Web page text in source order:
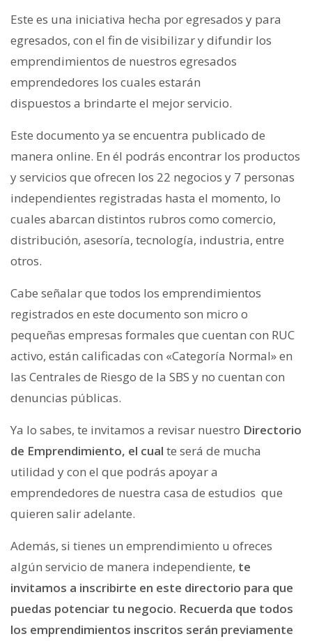
Este es una iniciativa hecha por egresados y para
egresados, con el fin de visibilizar y difundir los
emprendimientos de nuestros egresados
emprendedores los cuales estarán
dispuestos a brindarte el mejor servicio.
Este documento ya se encuentra publicado de
manera online. En él podrás encontrar los productos
y servicios que ofrecen los 22 negocios y 7 personas
independientes registradas hasta el momento, lo
cuales abarcan distintos rubros como comercio,
distribución, asesoría, tecnología, industria, entre
otros.
Cabe señalar que todos los emprendimientos
registrados en este documento son micro o
pequeñas empresas formales que cuentan con RUC
activo, están calificadas con «Categoría Normal» en
las Centrales de Riesgo de la SBS y no cuentan con
denuncias públicas.
Ya lo sabes, te invitamos a revisar nuestro Directorio
de Emprendimiento, el cual te será de mucha
utilidad y con el que podrás apoyar a
emprendedores de nuestra casa de estudios que
quieren salir adelante.
Además, si tienes un emprendimiento u ofreces
algún servicio de manera independiente, te
invitamos a inscribirte en este directorio para que
puedas potenciar tu negocio. Recuerda que todos
los emprendimientos inscritos serán previamente